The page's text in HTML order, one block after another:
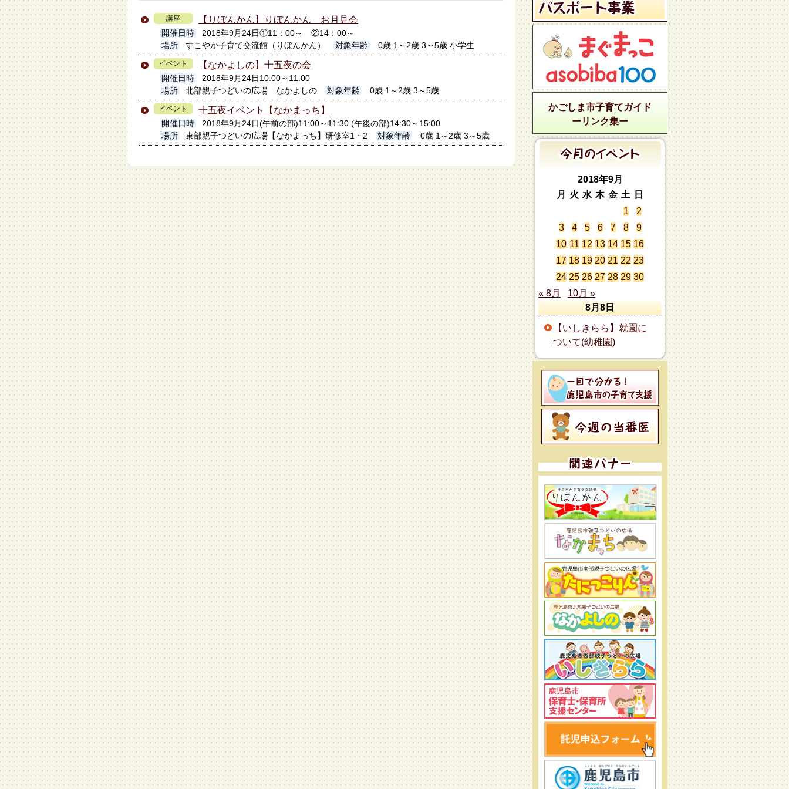
講座 【りぼんかん】りぼんかん お月見会
開催日時
2018年9月24日①11：00～ ②14：00～
場所
すこやか子育て交流館（りぼんかん） 対象年齢 0歳 1～2歳 3～5歳 小学生
イベント 【なかよしの】十五夜の会
開催日時
2018年9月24日10:00～11:00
場所
北部親子つどいの広場 なかよしの 対象年齢 0歳 1～2歳 3～5歳
イベント 十五夜イベント【なかまっち】
開催日時
2018年9月24日(午前の部)11:00～11:30 (午後の部)14:30～15:00
場所
東部親子つどいの広場【なかまっち】研修室1・2 対象年齢 0歳 1～2歳 3～5歳
かごしま市子育てガイド
ーリンク集ー
2018年9月
月
火 水 木 金 土
日
1
2
3
4 5 6 7 8
9
10 11 12 13 14 15 16
17 18 19 20 21 22 23
24 25 26 27 28 29 30
« 8月
10月 »
8月8日
【いしきらら】就園に
ついて(幼稚園)